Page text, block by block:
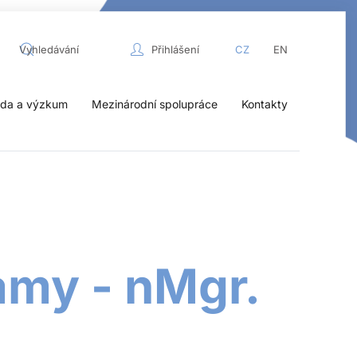
Přihlášení CZ EN
a výzkum Mezinárodní spolupráce Kontakty
- nMgr.